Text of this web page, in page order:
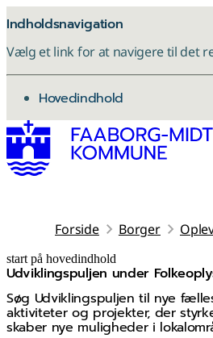
Indholdsnavigation
Vælg et link for at navigere til det
gå til
Hovedindhold
Forside Borger
start på hovedindhold
Udviklingspuljen under
Søg Udviklingspuljen til nye
aktiviteter og projekter, der
skaber nye muligheder i
senest opdateret 14. april 2026